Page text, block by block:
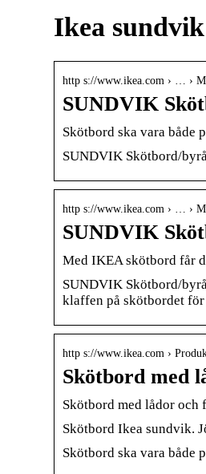
Ikea
http s://www.ikea.com › … ›
SUNDVIK
Skötbord ska vara både
SUNDVIK Skötbord/
http s://www.ikea.com › … ›
SUNDVIK
Med IKEA skötbord får
SUNDVIK Skötbord/
klaffen på skötbordet
http s://www.ikea.com ›
Skötbord med
Skötbord med lådor
Skötbord Ikea sundvik.
Skötbord ska vara både